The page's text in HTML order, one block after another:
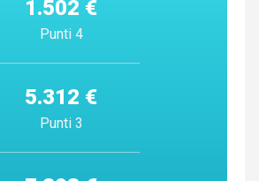
1.502 €
Punti 4
5.312 €
Punti 3